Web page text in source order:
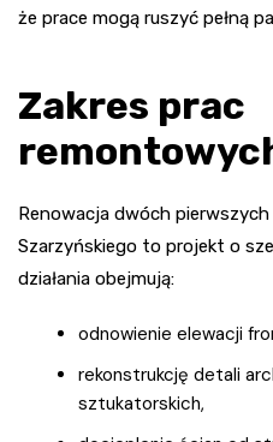
że prace mogą ruszyć pełną
Zakres prac
Renowacja dwóch
Szarzyńskiego to projekt o
działania obejmują:
odnowienie elewacji
rekonstrukcję detali
sztukatorskich,